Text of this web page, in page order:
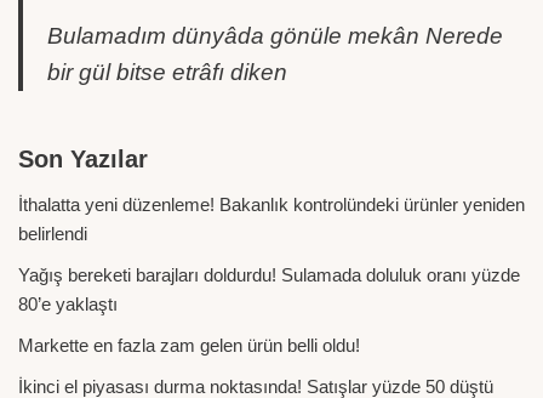
Bulamadım dünyâda gönüle mekân Nerede
bir gül bitse etrâfı diken
Son Yazılar
İthalatta yeni düzenleme! Bakanlık kontrolündeki ürünler yeniden
belirlendi
Yağış bereketi barajları doldurdu! Sulamada doluluk oranı yüzde
80’e yaklaştı
Markette en fazla zam gelen ürün belli oldu!
İkinci el piyasası durma noktasında! Satışlar yüzde 50 düştü